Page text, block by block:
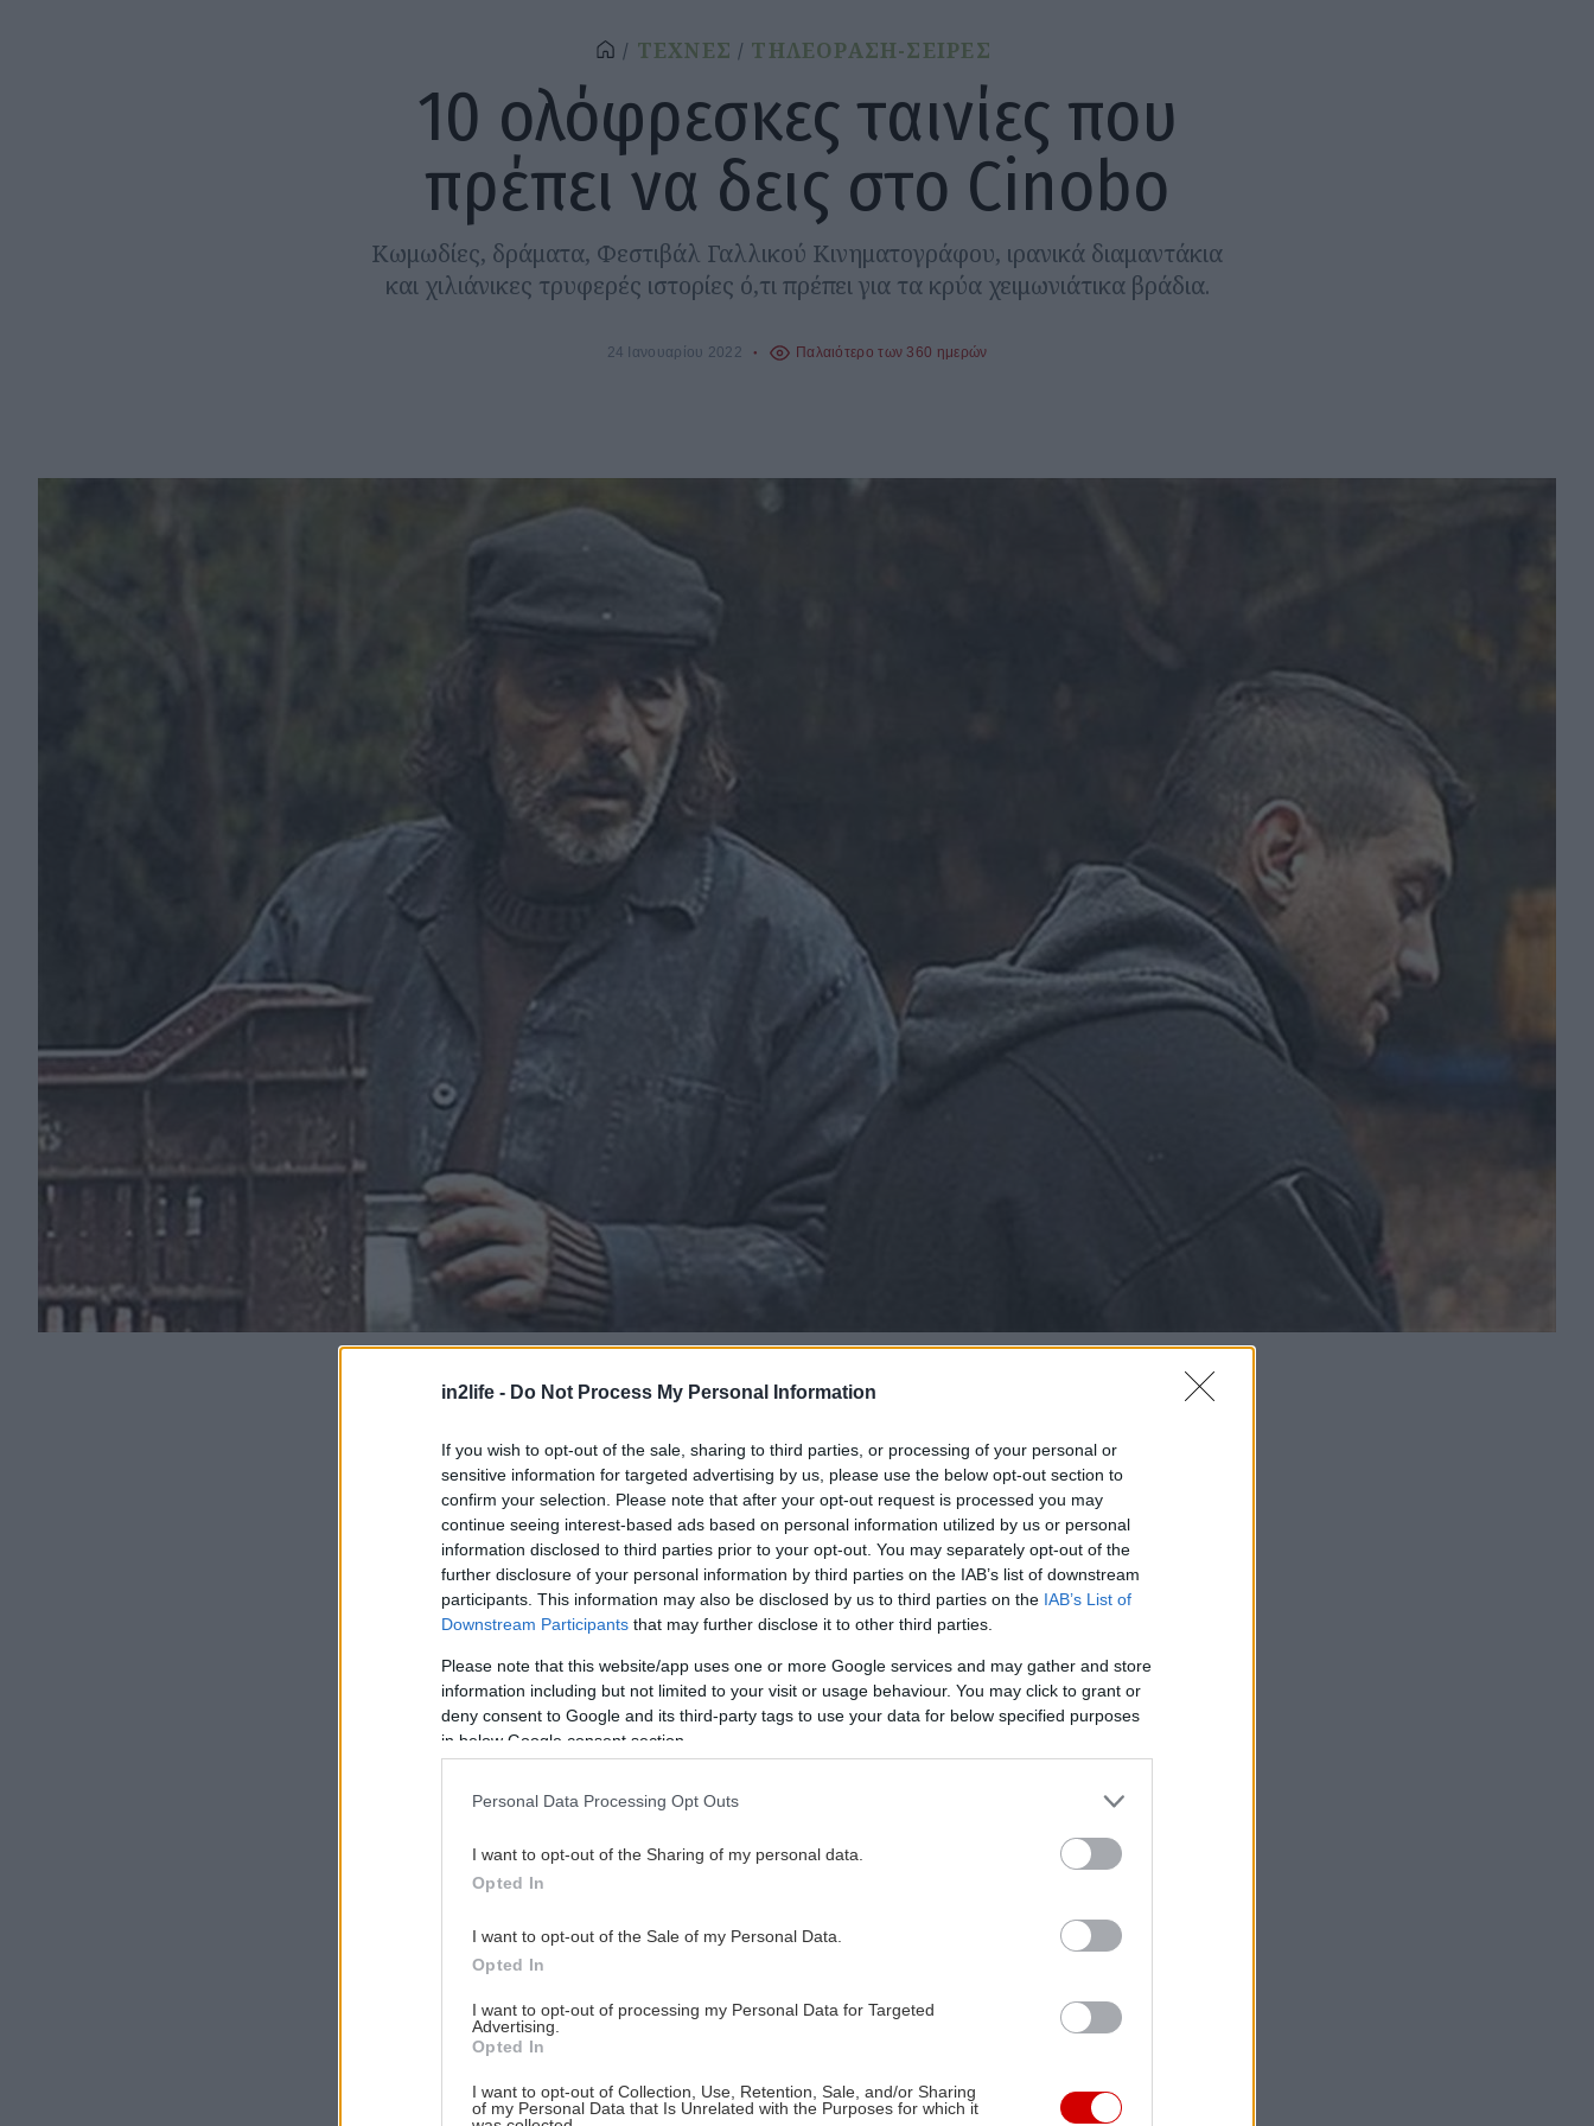
in2life - Do Not Process My Personal Information
If you wish to opt-out of the sale, sharing to third parties, or processing of your personal or
sensitive information for targeted advertising by us, please use the below opt-out section to
confirm your selection. Please note that after your opt-out request is processed you may
continue seeing interest-based ads based on personal information utilized by us or personal
information disclosed to third parties prior to your opt-out. You may separately opt-out of the
further disclosure of your personal information by third parties on the IAB’s list of downstream
participants. This information may also be disclosed by us to third parties on the IAB’s List of
Downstream Participants that may further disclose it to other third parties.
Please note that this website/app uses one or more Google services and may gather and store
information including but not limited to your visit or usage behaviour. You may click to grant or
deny consent to Google and its third-party tags to use your data for below specified purposes
in below Google consent section.
Personal Data Processing Opt Outs
I want to opt-out of the Sharing of my personal data.
Opted In
I want to opt-out of the Sale of my Personal Data.
Opted In
I want to opt-out of processing my Personal Data for Targeted
Advertising.
Opted In
I want to opt-out of Collection, Use, Retention, Sale, and/or Sharing
of my Personal Data that Is Unrelated with the Purposes for which it
ΤΕΧΝΕΣ ΤΗΛΕΟΡΑΣΗ-ΣΕΙΡΕΣ
10 ολόφρεσκες ταινίες που
πρέπει να δεις στο Cinobo
Κωμωδίες, δράματα, Φεστιβάλ Γαλλικού Κινηματογράφου, ιρανικά διαμαντάκια
και χιλιάνικες τρυφερές ιστορίες ό,τι πρέπει για τα κρύα χειμωνιάτικα βράδια.
24 Ιανουαρίου 2022 Παλαιότερο των 360 ημερών